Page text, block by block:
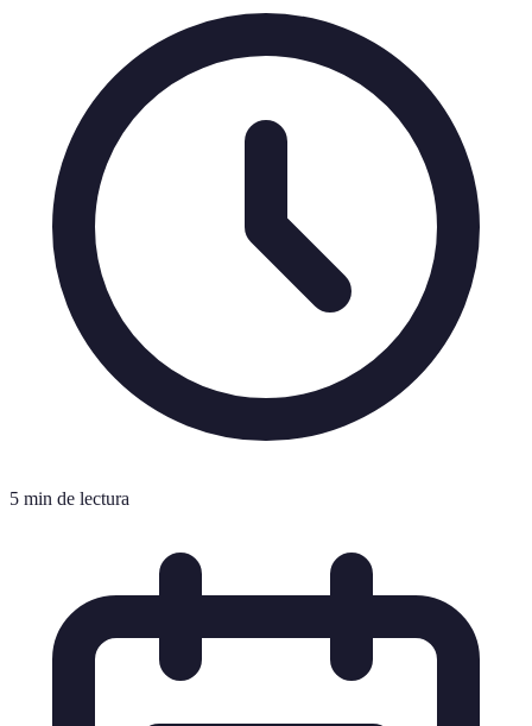
5 min de lectura